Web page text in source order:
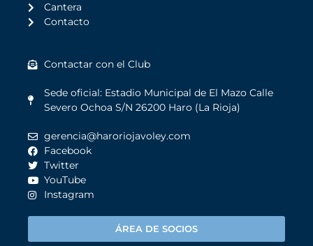
Cantera
Contacto
Contactar con el Club
Sede oficial: Estadio Municipal de El Mazo Calle
Severo Ochoa S/N 26200 Haro (La Rioja)
gerencia@haroriojavoley.com
Facebook
Twitter
YouTube
Instagram
ÁREA DE SOCIOS